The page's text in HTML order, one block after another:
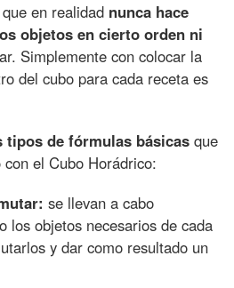
en realidad nunca hace
objetos en cierto orden ni
Simplemente con colocar la
del cubo para cada receta es
tipos de fórmulas básicas que
el Cubo Horádrico:
se llevan a cabo
los objetos necesarios de cada
y dar como resultado un